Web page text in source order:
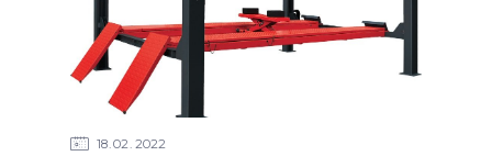
18 02 2022